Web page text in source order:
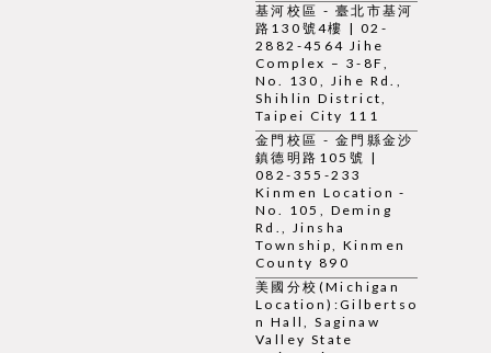
基河校區 - 臺北市基河
路130號4樓 | 02-
2882-4564 Jihe
Complex – 3-8F,
No. 130, Jihe Rd.,
Shihlin District,
Taipei City 111
金門校區 - 金門縣金沙
鎮德明路105號 |
082-355-233
Kinmen Location -
No. 105, Deming
Rd., Jinsha
Township, Kinmen
County 890
美國分校(Michigan
Location):Gilbertso
n Hall, Saginaw
Valley State